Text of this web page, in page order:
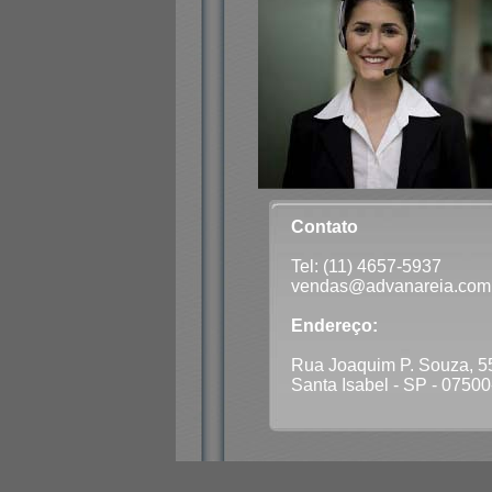
Contato
Tel: (11) 4657-5937
Endereço:
Rua Joaquim P. Souza,
Santa Isabel - SP -